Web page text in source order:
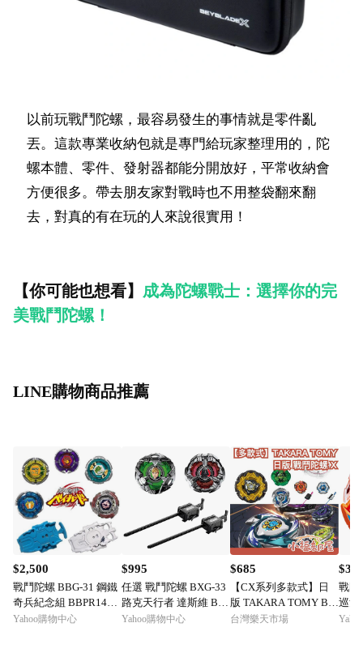
以前玩戰鬥陀螺，最容易發生的事情就是零件亂
丟。這款專業收納包就是專門給玩家整理用的，陀
螺本體、零件、發射器都能分開放好，平常收納會
方便很多。帶去朋友家對戰時也不用整袋翻來翻
去，對真的有在玩的人來說很實用！
【你可能也想看】 成為陀螺戰士：選擇你的完
美戰鬥陀螺！
LINE購物商品推薦
$2,500
戰鬥陀螺 BBG-31 鋼鐵
奇兵紀念組 BBPR1446
7 BEYBLADE TAKARA
Yahoo購物中心
$995
任選 戰鬥陀螺 BXG-33
路克天行者 達斯維 BE
YBLADE X
Yahoo購物中心
$685
【CX系列多款式】日
版 TAKARA TOMY BE
YBLADE X 戰鬥陀螺
台灣樂天市場
戰鬥
巡戈
系列